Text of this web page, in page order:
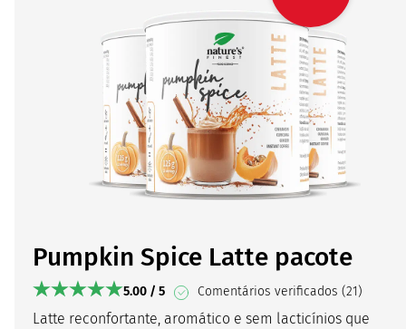
Pumpkin Spice Latte pacote
5.00 / 5 Comentários verificados (21)
Latte reconfortante, aromático e sem lacticínios que